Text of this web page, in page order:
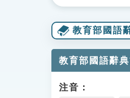
教育部國語
教育部國語辭
注音：